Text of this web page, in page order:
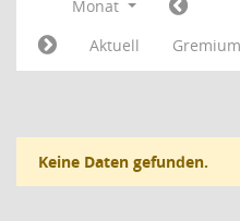
Monat
Aktuell
Keine Daten gefunden.